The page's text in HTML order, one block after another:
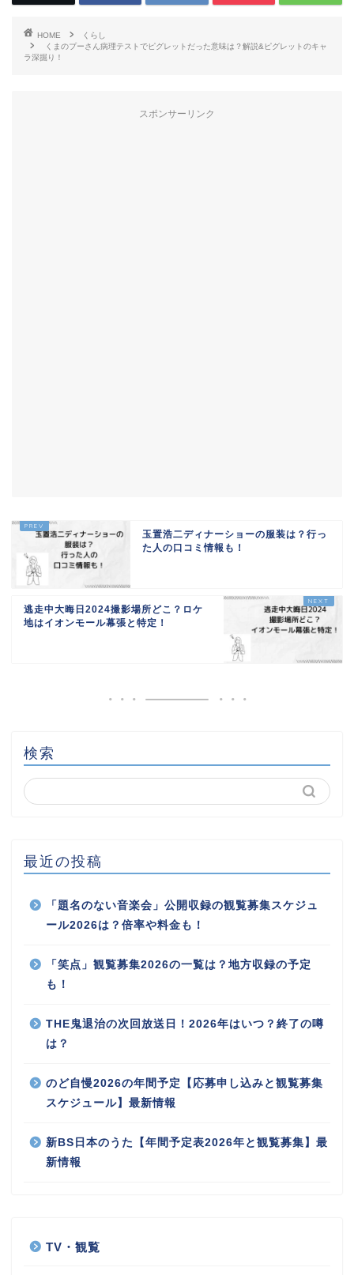
HOME
くらし
くまのプーさん病理テストでピグレットだった意味は？解説&ピグレットのキャ
ラ深掘り！
スポンサーリンク
玉置浩二ディナーショーの服装は？行っ
た人の口コミ情報も！
逃走中大晦日2024撮影場所どこ？ロケ
地はイオンモール幕張と特定！
検索
最近の投稿
「題名のない音楽会」公開収録の観覧募集スケジュ
ール2026は？倍率や料金も！
「笑点」観覧募集2026の一覧は？地方収録の予定
も！
THE鬼退治の次回放送日！2026年はいつ？終了の噂
は？
のど自慢2026の年間予定【応募申し込みと観覧募集
スケジュール】最新情報
新BS日本のうた【年間予定表2026年と観覧募集】最
新情報
TV・観覧